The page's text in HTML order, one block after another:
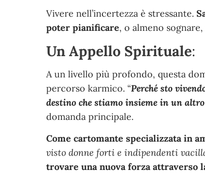
Vivere nell’incertezza è stressante.
poter pianificare, o almeno
Un Appello Spirituale:
A un livello più profondo, questa
percorso karmico. “Perché sto
destino che stiamo insieme in un
domanda principale.
Come cartomante specializzata in
visto donne forti e indipendenti
trovare una nuova forza attraverso